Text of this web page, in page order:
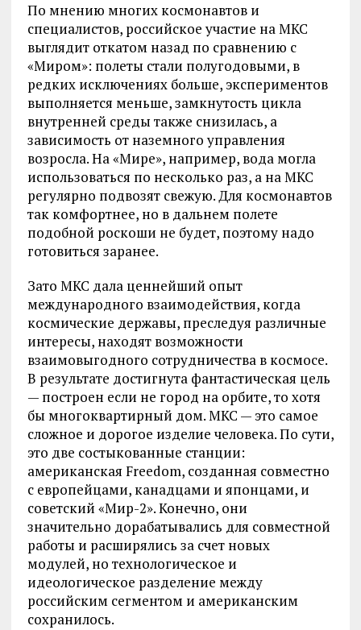
По мнению многих космонавтов и
специалистов, российское участие на МКС
выглядит откатом назад по сравнению с
«Миром»: полеты стали полугодовыми, в
редких исключениях больше, экспериментов
выполняется меньше, замкнутость цикла
внутренней среды также снизилась, а
зависимость от наземного управления
возросла. На «Мире», например, вода могла
использоваться по несколько раз, а на МКС
регулярно подвозят свежую. Для космонавтов
так комфортнее, но в дальнем полете
подобной роскоши не будет, поэтому надо
готовиться заранее.
Зато МКС дала ценнейший опыт
международного взаимодействия, когда
космические державы, преследуя различные
интересы, находят возможности
взаимовыгодного сотрудничества в космосе.
В результате достигнута фантастическая цель
— построен если не город на орбите, то хотя
бы многоквартирный дом. МКС — это самое
сложное и дорогое изделие человека. По сути,
это две состыкованные станции:
американская Freedom, созданная совместно
с европейцами, канадцами и японцами, и
советский «Мир-2». Конечно, они
значительно дорабатывались для совместной
работы и расширялись за счет новых
модулей, но технологическое и
идеологическое разделение между
российским сегментом и американским
сохранилось.